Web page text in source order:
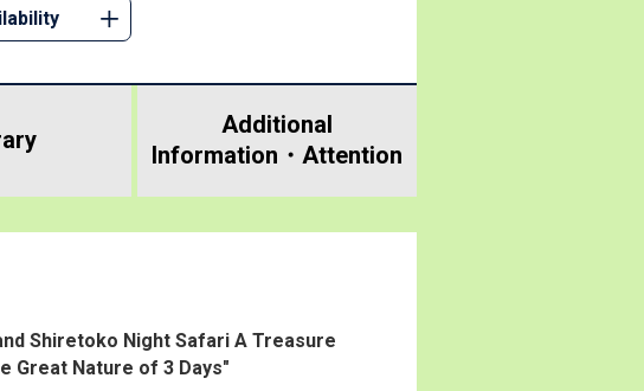
Additional
Information・ Attention
Shiretoko Night Safari A Treasure
Great Nature of 3 Days"